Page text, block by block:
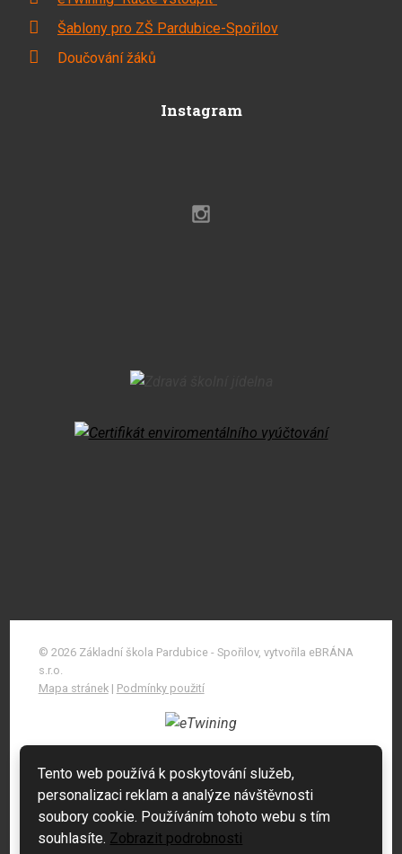
Šablony pro ZŠ Pardubice-Spořilov
Doučování žáků
Instagram
© 2026 Základní škola Pardubice - Spořilov, vytvořila eBRÁNA
s.r.o.
Mapa stránek| Podmínky použití
Tento web používá k poskytování služeb,
personalizaci reklam a analýze návštěvnosti
soubory cookie. Používáním tohoto webu s tím
souhlasíte. Zobrazit podrobnosti